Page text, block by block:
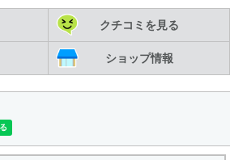
クチコミを見る
ショップ情報